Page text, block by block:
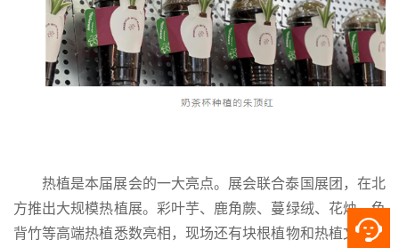
热植是本届展会的一大亮点。展会联合泰国展团，在北
方推出大规模热植展。彩叶芋、鹿角蕨、蔓绿绒、花烛、龟
背竹等高端热植悉数亮相，现场还有块根植物和热植文创。